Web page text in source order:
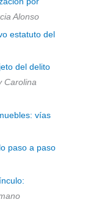
Alonso
estatuto del
del delito
Carolina
vías
paso a paso